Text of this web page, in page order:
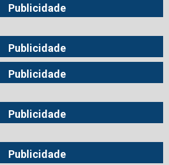
Publicidade
Publicidade
Publicidade
Publicidade
Publicidade